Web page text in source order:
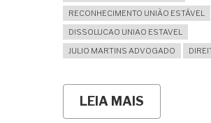
RECONHECIMENTO UNIÃO ESTÁVEL
DISSOLUCAO UNIAO ESTAVEL
JULIO MARTINS ADVOGADO
LEIA MAIS
UNIÃO